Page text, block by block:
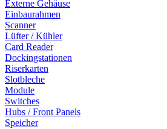
Externe Gehäuse
Einbaurahmen
Scanner
Lüfter / Kühler
Card Reader
Dockingstationen
Riserkarten
Slotbleche
Module
Switches
Hubs / Front Panels
Speicher